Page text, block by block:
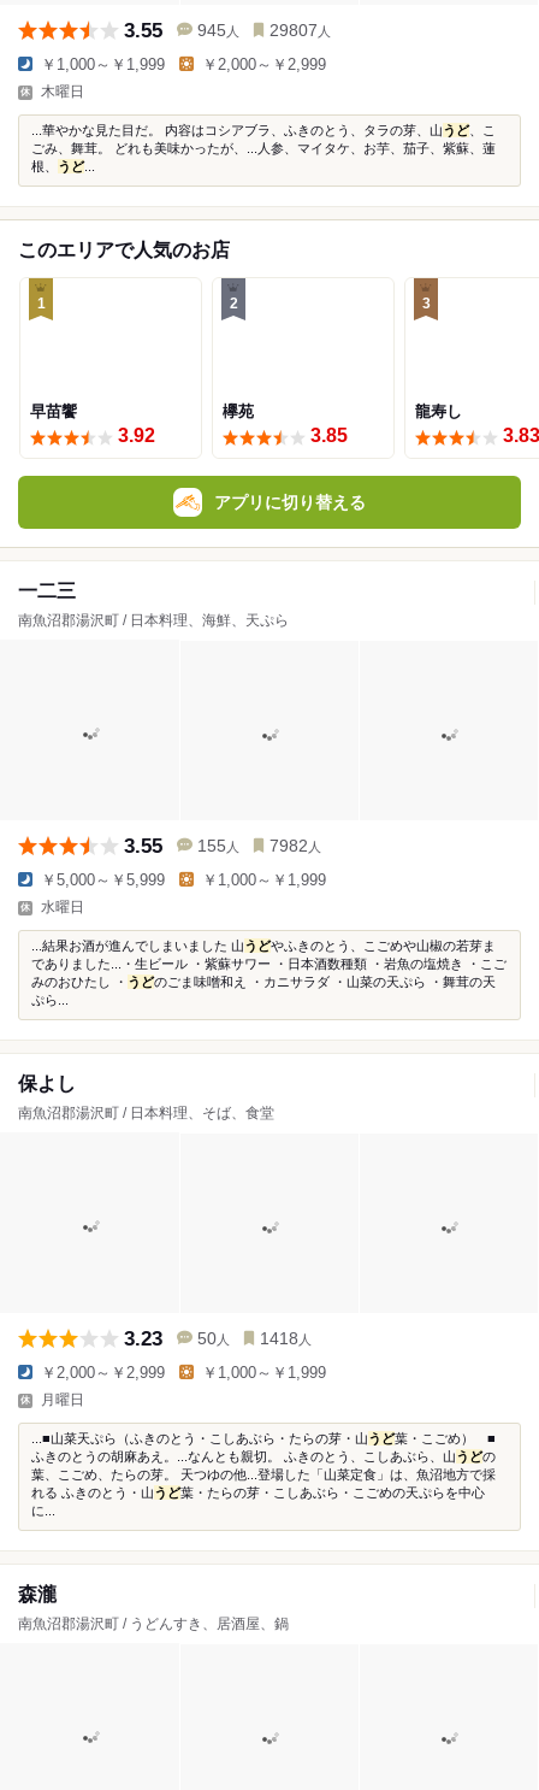
3.55 945 人 29807 人
￥1,000～￥1,999 ￥2,000～￥2,999
木曜日
...華やかな見た目だ。 内容はコシアブラ、ふきのとう、タラの芽、山うど、こ
ごみ、舞茸。 どれも美味かったが、...人参、マイタケ、お芋、茄子、紫蘇、蓮
根、 うど...
このエリアで人気のお店
1
早苗饗
3.92
2
欅苑
3.85
3
龍寿し
3.83
アプリに切り替える
一二三
南魚沼郡湯沢町 / 日本料理、海鮮、天ぷら
3.55 155 人 7982 人
￥5,000～￥5,999 ￥1,000～￥1,999
水曜日
...結果お酒が進んでしまいました 山うどやふきのとう、こごめや山椒の若芽ま
でありました...・生ビール ・紫蘇サワー ・日本酒数種類 ・岩魚の塩焼き ・こご
みのおひたし ・ うどのごま味噌和え ・カニサラダ ・山菜の天ぷら ・舞茸の天
ぷら...
保よし
南魚沼郡湯沢町 / 日本料理、そば、食堂
3.23 50 人 1418 人
￥2,000～￥2,999 ￥1,000～￥1,999
月曜日
...■山菜天ぷら（ふきのとう・こしあぶら・たらの芽・山うど葉・こごめ） ■
ふきのとうの胡麻あえ。...なんとも親切。 ふきのとう、こしあぶら、山うどの
葉、こごめ、たらの芽。 天つゆの他...登場した「山菜定食」は、魚沼地方で採
れる ふきのとう・山うど葉・たらの芽・こしあぶら・こごめの天ぷらを中心
に...
森瀧
南魚沼郡湯沢町 / うどんすき、居酒屋、鍋